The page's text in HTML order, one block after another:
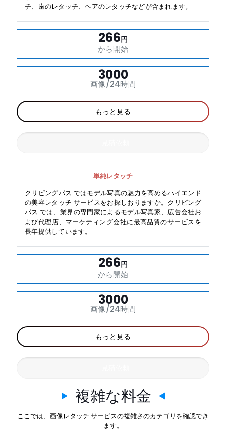
チ、歯のレタッチ、ヘアのレタッチなどが含まれます。
266円
から開始
3000
画像/24時間
もっと見る
単純レタッチ
クリピングパス ではモデル写真の魅力を高めるハイエンド
の美容レタッチ サービスをお探しおりますか。クリピング
パス では、業界の専門家によるモデル写真家、広告会社お
よび代理店、マーケティング会社に最高品質のサービスを
長年提供しています。
266円
から開始
3000
画像/24時間
もっと見る
複雑な料金
ここでは、画像レタッチ サービスの複雑さのカテゴリを確認でき
ます。